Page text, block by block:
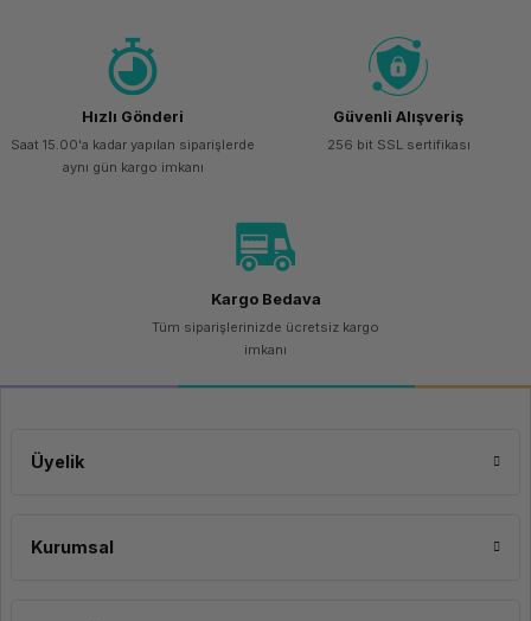
Hızlı Gönderi
Saat 15.00'a kadar yapılan siparişlerde
aynı gün kargo imkanı
Güvenli Alışveriş
256 bit SSL sertifikası
Kargo Bedava
Tüm siparişlerinizde ücretsiz kargo
imkanı
Üyelik
Kurumsal